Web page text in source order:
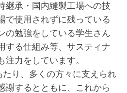
継承・国内縫製工場への技
で使用されずに残っている
の勉強をしている学生さん
する仕組み等、サスティナ
注力をしています。
り、多くの方々に支えられ
謝するとともに、これから